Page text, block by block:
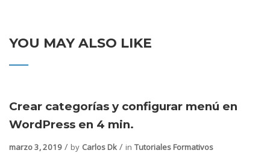
YOU MAY ALSO LIKE
Crear categorías y configurar menú en
WordPress en 4 min.
marzo 3, 2019 by Carlos Dk in Tutoriales Formativos